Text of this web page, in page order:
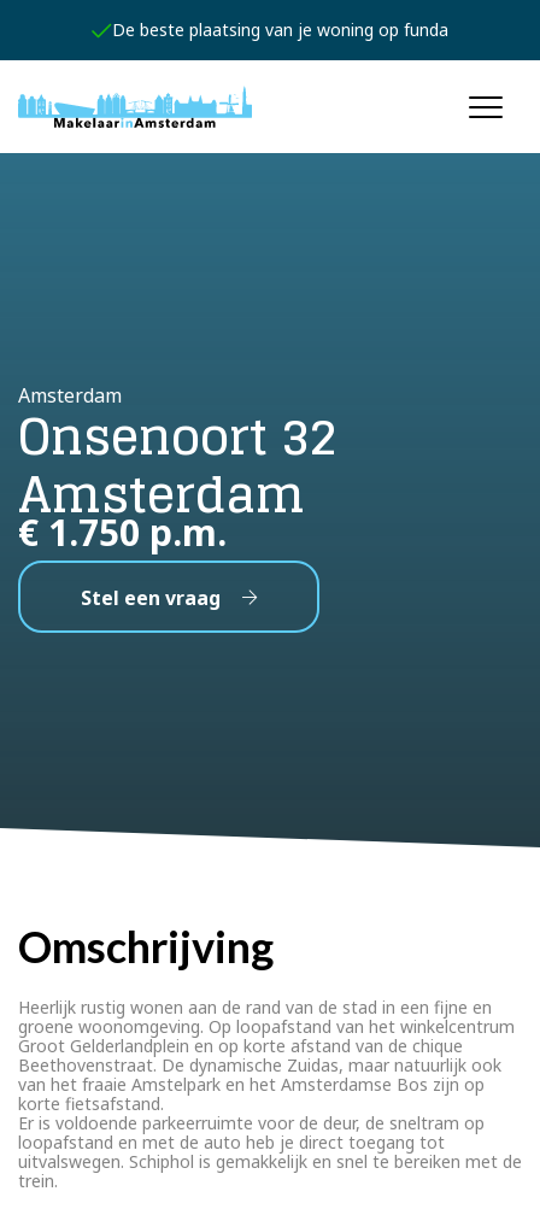
De beste plaatsing van je woning op funda
Amsterdam
Onsenoort 32
Amsterdam
€ 1.750 p.m.
Stel een vraag
Omschrijving
Heerlijk rustig wonen aan de rand van de stad in een fijne en
groene woonomgeving. Op loopafstand van het winkelcentrum
Groot Gelderlandplein en op korte afstand van de chique
Beethovenstraat. De dynamische Zuidas, maar natuurlijk ook
van het fraaie Amstelpark en het Amsterdamse Bos zijn op
korte fietsafstand.
Er is voldoende parkeerruimte voor de deur, de sneltram op
loopafstand en met de auto heb je direct toegang tot
uitvalswegen. Schiphol is gemakkelijk en snel te bereiken met de
trein.